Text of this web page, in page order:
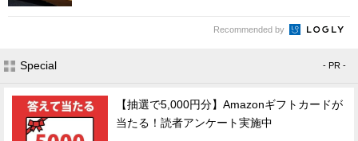
Recommended by
Special - PR -
【抽選で5,000円分】Amazonギフトカードが
当たる！読者アンケート実施中